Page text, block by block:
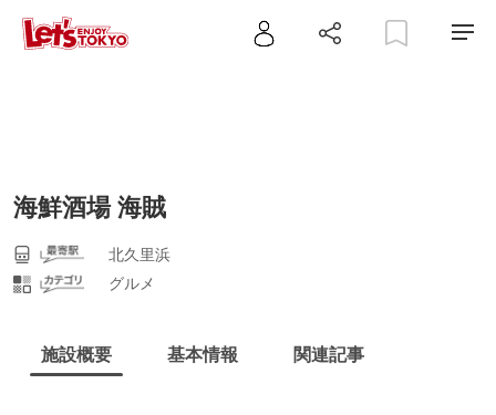
海鮮酒場 海賊
北久里浜
グルメ
施設概要 基本情報 関連記事